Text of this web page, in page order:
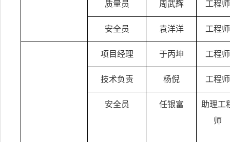
质量员 周武辉 工程师
安全员 袁洋洋 工程师
项目经理 于丙坤 工程师
技术负责 杨倪 工程师
安全员 任银富
助理工
师